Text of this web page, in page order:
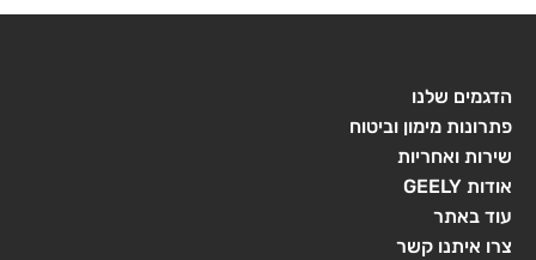
הדגמים שלנו
פתרונות מימון וביטוח
שירות ואחריות
אודות GEELY
עוד באתר
צרו איתנו קשר